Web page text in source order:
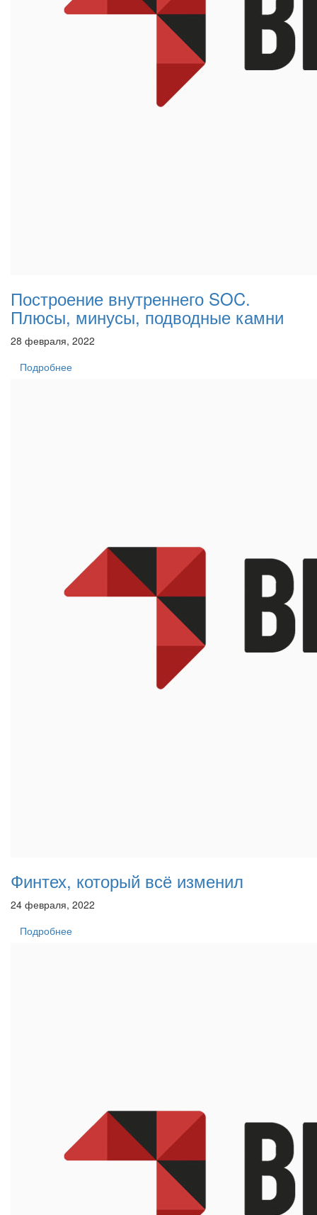
Построение внутреннего SOC.
Плюсы, минусы, подводные камни
28 февраля, 2022
Подробнее
Финтех, который всё изменил
24 февраля, 2022
Подробнее